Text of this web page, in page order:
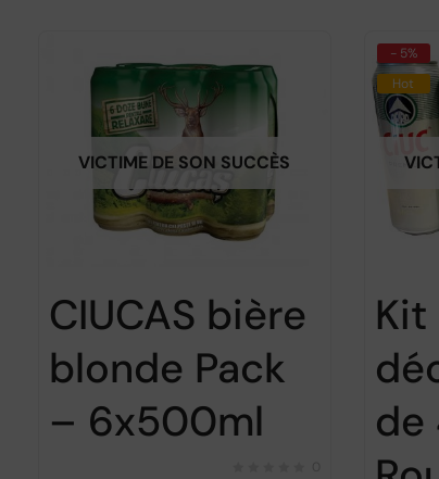
VICTIME DE SON SUCCÈS
CIUCAS bière
blonde Pack
– 6x500ml
- 5%
Hot
Kit
de